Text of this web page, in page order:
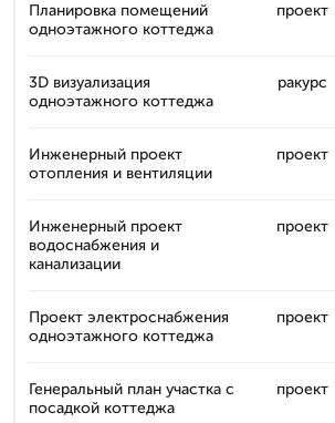
Планировка помещений
одноэтажного коттеджа
проект
3D визуализация
одноэтажного коттеджа
ракурс
Инженерный проект
отопления и вентиляции
проект
Инженерный проект
водоснабжения и
канализации
проект
Проект электроснабжения
одноэтажного коттеджа
проект
Генеральный план участка с
посадкой коттеджа
проект